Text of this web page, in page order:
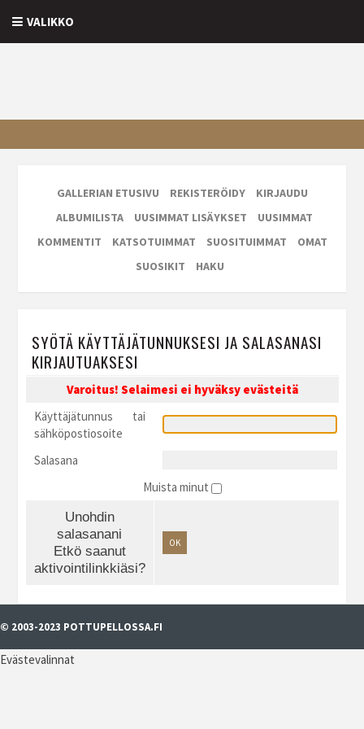
VALIKKO
GALLERIAN ETUSIVU REKISTERÖIDY
KIRJAUDU
ALBUMILISTA
UUSIMMAT LISÄYKSET
UUSIMMAT
KOMMENTIT
KATSOTUIMMAT SUOSITUIMMAT
OMAT
SUOSIKIT
HAKU
SYÖTÄ KÄYTTÄJÄTUNNUKSESI JA SALASANASI
KIRJAUTUAKSESI
Varoitus! Selaimesi ei hyväksy evästeitä
Käyttäjätunnus tai
sähköpostiosoite
Salasana
Muista minut
Unohdin
salasanani
Etkö saanut
aktivointilinkkiäsi?
OK
© 2003-2023 POTTUPELLOSSA.FI
Evästevalinnat